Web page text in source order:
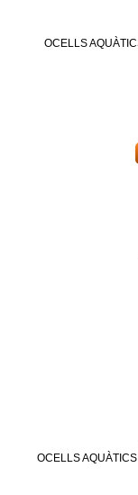
OCELLS
OCELLS